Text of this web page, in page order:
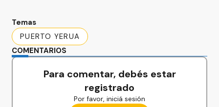
Temas
PUERTO YERUA
COMENTARIOS
Para comentar, debés estar
registrado
Por favor, iniciá sesión